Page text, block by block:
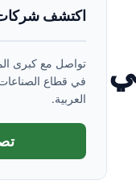
اكتشف شركات
تواصل مع كبرى
في قطاع
العربية.